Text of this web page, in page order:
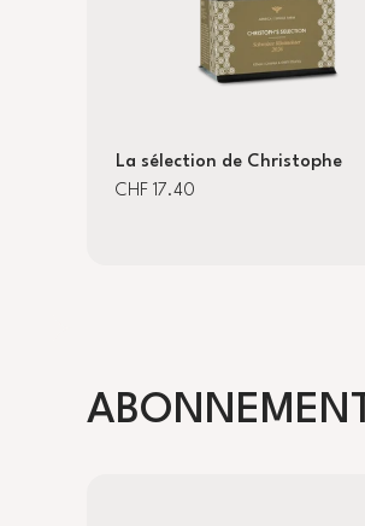
La sélection de Christophe
CHF 17.40